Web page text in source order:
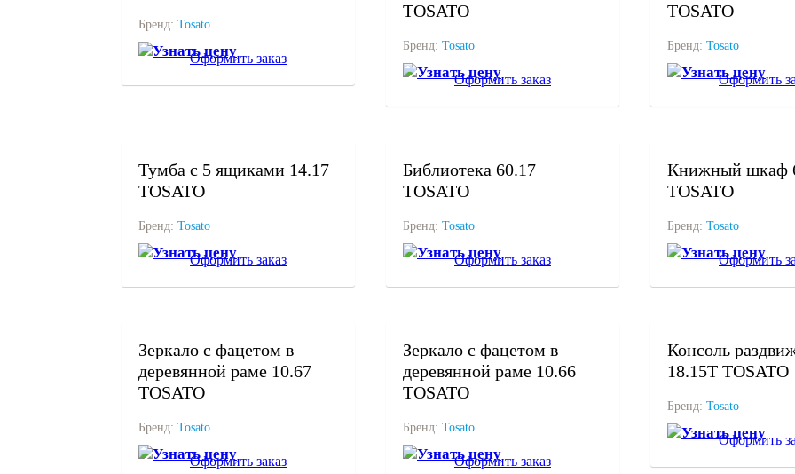
Бренд: Tosato
Узнать цену
Оформить заказ
TOSATO
Бренд: Tosato
Узнать цену
Оформить заказ
TOSATO
Бренд: Tosato
Узнать цену
Оформить
Тумба с 5 ящиками 14.17
TOSATO
Бренд: Tosato
Узнать цену
Оформить заказ
Библиотека 60.17
TOSATO
Бренд: Tosato
Узнать цену
Оформить заказ
Книжный шкаф
TOSATO
Бренд: Tosato
Узнать цену
Оформить
Зеркало с фацетом в
деревянной раме 10.67
TOSATO
Бренд: Tosato
Узнать цену
Оформить заказ
Зеркало с фацетом в
деревянной раме 10.66
TOSATO
Бренд: Tosato
Узнать цену
Оформить заказ
Консоль
18.15Т TOSATO
Бренд: Tosato
Узнать цену
Оформить